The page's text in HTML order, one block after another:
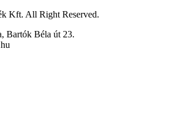
Kft. All Right Reserved.
Bartók Béla út 23.